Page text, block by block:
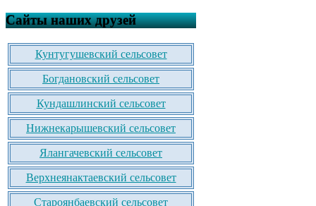
Сайты наших друзей
Кунтугушевский сельсовет
Богдановский сельсовет
Кундашлинский сельсовет
Нижнекарышевский сельсовет
Ялангачевский сельсовет
Верхнеянактаевский сельсовет
Староянбаевский сельсовет